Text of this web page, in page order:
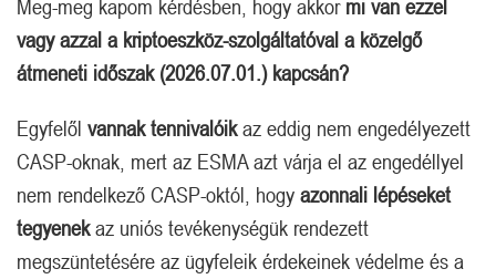
Meg-meg kapom kérdésben, hogy akkor mi van ezzel
vagy azzal a kriptoeszköz-szolgáltatóval a közelgő
átmeneti időszak (2026.07.01.) kapcsán?
Egyfelől vannak tennivalóikaz eddig nem engedélyezett
CASP-oknak, mert az ESMA azt várja el az engedéllyel
nem rendelkező CASP-októl, hogy azonnali lépéseket
tegyenekaz uniós tevékenységük rendezett
megszüntetésére az ügyfeleik érdekeinek védelme és a